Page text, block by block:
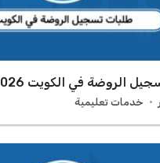
الروضة في الكويت 2026
خدمات تعليمية